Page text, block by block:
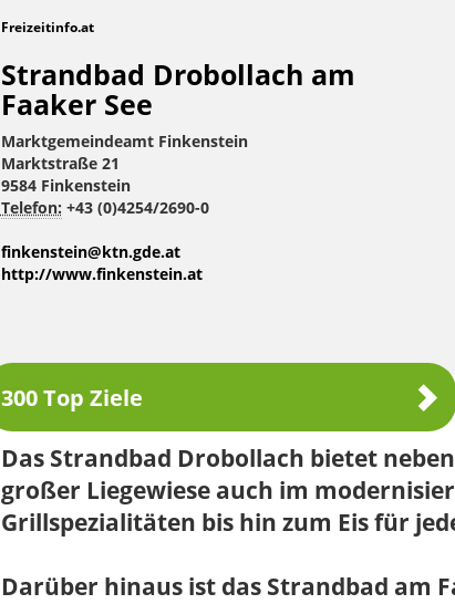
Freizeitinfo.at
Strandbad Drobollach am
Faaker See
Marktgemeindeamt Finkenstein
Marktstraße 21
9584 Finkenstein
Telefon: +43 (0)4254/2690-0
finkenstein@ktn.gde.at
http://www.finkenstein.at
300 Top Ziele
Das Strandbad Drobollach bietet
großer Liegewiese auch im
Grillspezialitäten bis hin zum Eis für
Darüber hinaus ist das Strandbad am